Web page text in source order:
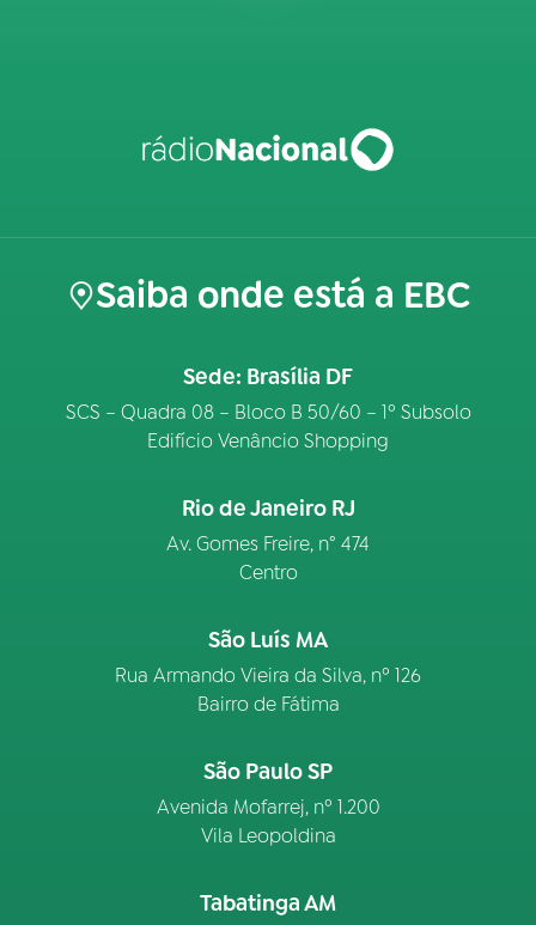
Saiba onde está a EBC
Sede: Brasília DF
SCS – Quadra 08 – Bloco B 50/60 – 1º Subsolo
Edifício Venâncio Shopping
Rio de Janeiro RJ
Av. Gomes Freire, n° 474
Centro
São Luís MA
Rua Armando Vieira da Silva, nº 126
Bairro de Fátima
São Paulo SP
Avenida Mofarrej, nº 1.200
Vila Leopoldina
Tabatinga AM